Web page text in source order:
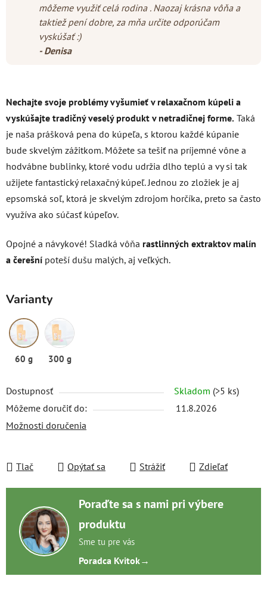
môžeme využiť celá rodina . Naozaj krásna vôňa a
taktiež pení dobre, za mňa určite odporúčam
vyskúšať :)
- Denisa
Nechajte svoje problémy vyšumieť v relaxačnom kúpeli a
vyskúšajte tradičný veselý produkt v netradičnej forme. Taká
je naša prášková pena do kúpeľa, s ktorou každé kúpanie
bude skvelým zážitkom. Môžete sa tešiť na príjemné vône a
hodvábne bublinky, ktoré vodu udržia dlho teplú a vy si tak
užijete fantastický relaxačný kúpeľ. Jednou zo zložiek je aj
epsomská soľ, ktorá je skvelým zdrojom horčíka, preto sa často
využíva ako súčasť kúpeľov.
Opojné a návykové! Sladká vôňa rastlinných extraktov malín
a čerešní poteší dušu malých, aj veľkých.
Varianty
60 g 300 g
Dostupnosť Skladom (>5 ks)
Môžeme doručiť do:
11.8.2026
Možnosti doručenia
Tlač Opýtať sa Strážiť Zdieľať
Poraďte sa s nami pri výbere
produktu
Sme tu pre vás
Poradca Kvitok→